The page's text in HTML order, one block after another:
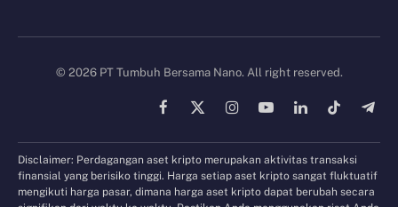
© 2026 PT Tumbuh Bersama Nano. All right reserved.
Facebook
X
InstagramYouTubeLinkedInTikTok
Disclaimer: Perdagangan aset kripto merupakan aktivitas transaksi
finansial yang berisiko tinggi. Harga setiap aset kripto sangat fluktuatif
mengikuti harga pasar, dimana harga aset kripto dapat berubah secara